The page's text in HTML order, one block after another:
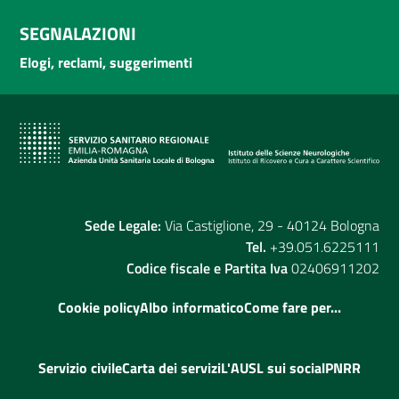
SEGNALAZIONI
Elogi, reclami, suggerimenti
Sede Legale: Via Castiglione, 29 - 40124 Bologna
Tel. +39.051.6225111
Codice fiscale e Partita Iva02406911202
Cookie policyAlbo informaticoCome fare per...
Servizio civileCarta dei serviziL'AUSL sui socialPNRR